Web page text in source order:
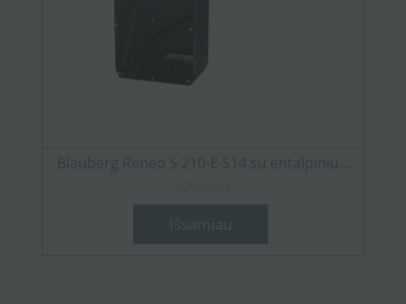
Blauberg Reneo S 210-E S14 su entalpiniu...
Išsamiau